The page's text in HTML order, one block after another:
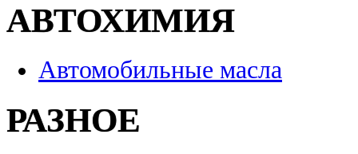
АВТОХИМИЯ
Автомобильные масла
РАЗНОЕ